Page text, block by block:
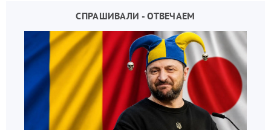
СПРАШИВАЛИ - ОТВЕЧАЕМ